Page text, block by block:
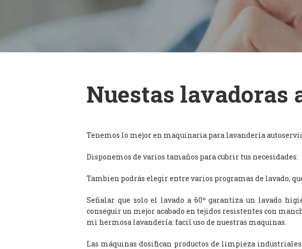
Nuestas lavadoras
Tenemos lo mejor en maquinaria para lavandería
Disponemos de varios tamaños para cubrir tus necesidades:
Tambien podrás elegir entre varios programas de lavado,
Señalar que solo el lavado a 60º garantiza un lavado
conseguir un mejor acabado en tejidos resistentes con
mi hermosa lavandería: facil uso de nuestras maquinas.
Las máquinas dosifican productos de limpieza